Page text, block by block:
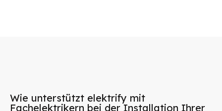
Wie unterstützt elektrify mit
Fachelektrikern bei der Installation Ihrer